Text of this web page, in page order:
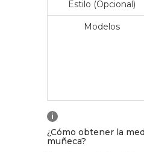
Estilo (Opcional)
Modelos
i
¿Cómo obtener la
muñeca?